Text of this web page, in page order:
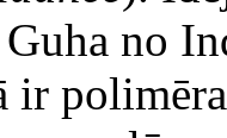
no
ir